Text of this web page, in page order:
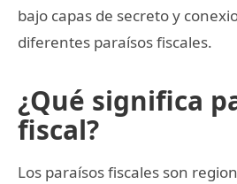
bajo capas de secreto y
diferentes paraísos fiscales.
¿Qué significa
fiscal?
Los paraísos fiscales son